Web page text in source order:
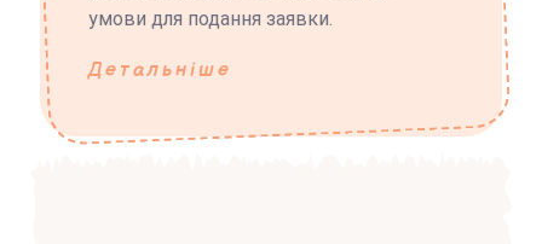
умови для подання заявки.
Детальніше